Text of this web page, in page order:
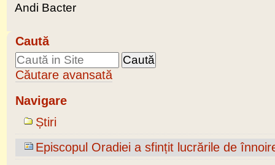
Andi Bacter
Caută
Căutare avansată
Navigare
Știri
Episcopul Oradiei a sfințit lucrările de